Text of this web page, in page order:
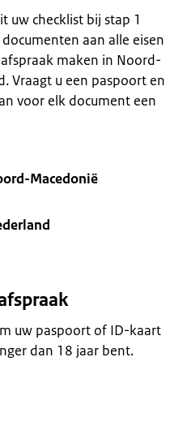
uw checklist bij stap 1
aan alle eisen
maken in Noord-
Vraagt u een paspoort en
voor elk document een
Macedonië
uw paspoort of ID-kaart
dan 18 jaar bent.